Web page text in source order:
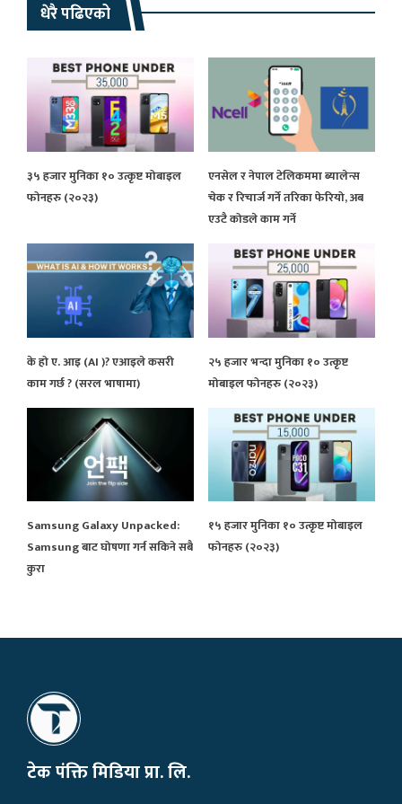
धेरै पढिएको
३५ हजार मुनिका १० उत्कृष्ट मोबाइल
फोनहरु (२०२३)
एनसेल र नेपाल टेलिकममा ब्यालेन्स
चेक र रिचार्ज गर्ने तरिका फेरियो, अब
एउटै कोडले काम गर्ने
के हो ए. आइ (AI )? एआइले कसरी
काम गर्छ ? (सरल भाषामा)
२५ हजार भन्दा मुनिका १० उत्कृष्ट
मोबाइल फोनहरु (२०२३)
Samsung Galaxy Unpacked:
Samsung बाट घोषणा गर्न सकिने सबै
कुरा
१५ हजार मुनिका १० उत्कृष्ट मोबाइल
फोनहरु (२०२३)
टेक पंक्ति मिडिया प्रा. लि.